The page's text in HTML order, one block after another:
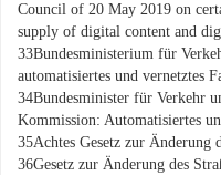
Council of 20 May 2019 on
supply of digital content and
33Bundesministerium für
automatisiertes und vernetztes
34Bundesminister für Verkehr
Kommission: Automatisiertes
35Achtes Gesetz zur Änderung
36Gesetz zur Änderung des